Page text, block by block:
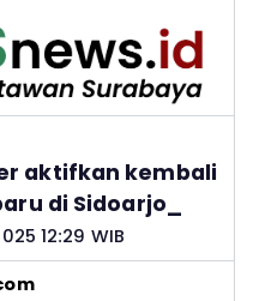
aktifkan kembali
di Sidoarjo_
12:29 WIB